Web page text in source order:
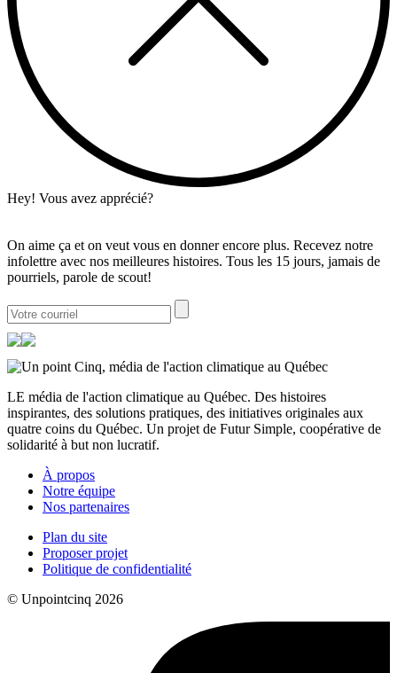
Hey! Vous avez apprécié?
On aime ça et on veut vous en donner encore plus. Recevez notre
infolettre avec nos meilleures histoires. Tous les 15 jours, jamais de
pourriels, parole de scout!
LE média de l'action climatique au Québec. Des histoires
inspirantes, des solutions pratiques, des initiatives originales aux
quatre coins du Québec. Un projet de Futur Simple, coopérative de
solidarité à but non lucratif.
À propos
Notre équipe
Nos partenaires
Plan du site
Proposer projet
Politique de confidentialité
© Unpointcinq 2026